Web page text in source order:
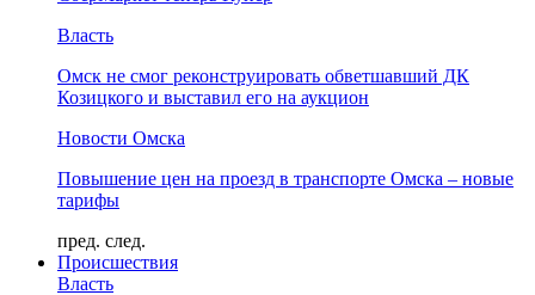
Власть
Омск не смог реконструировать обветшавший ДК
Козицкого и выставил его на аукцион
Новости Омска
Повышение цен на проезд в транспорте Омска – новые
тарифы
пред. след.
Происшествия
Власть